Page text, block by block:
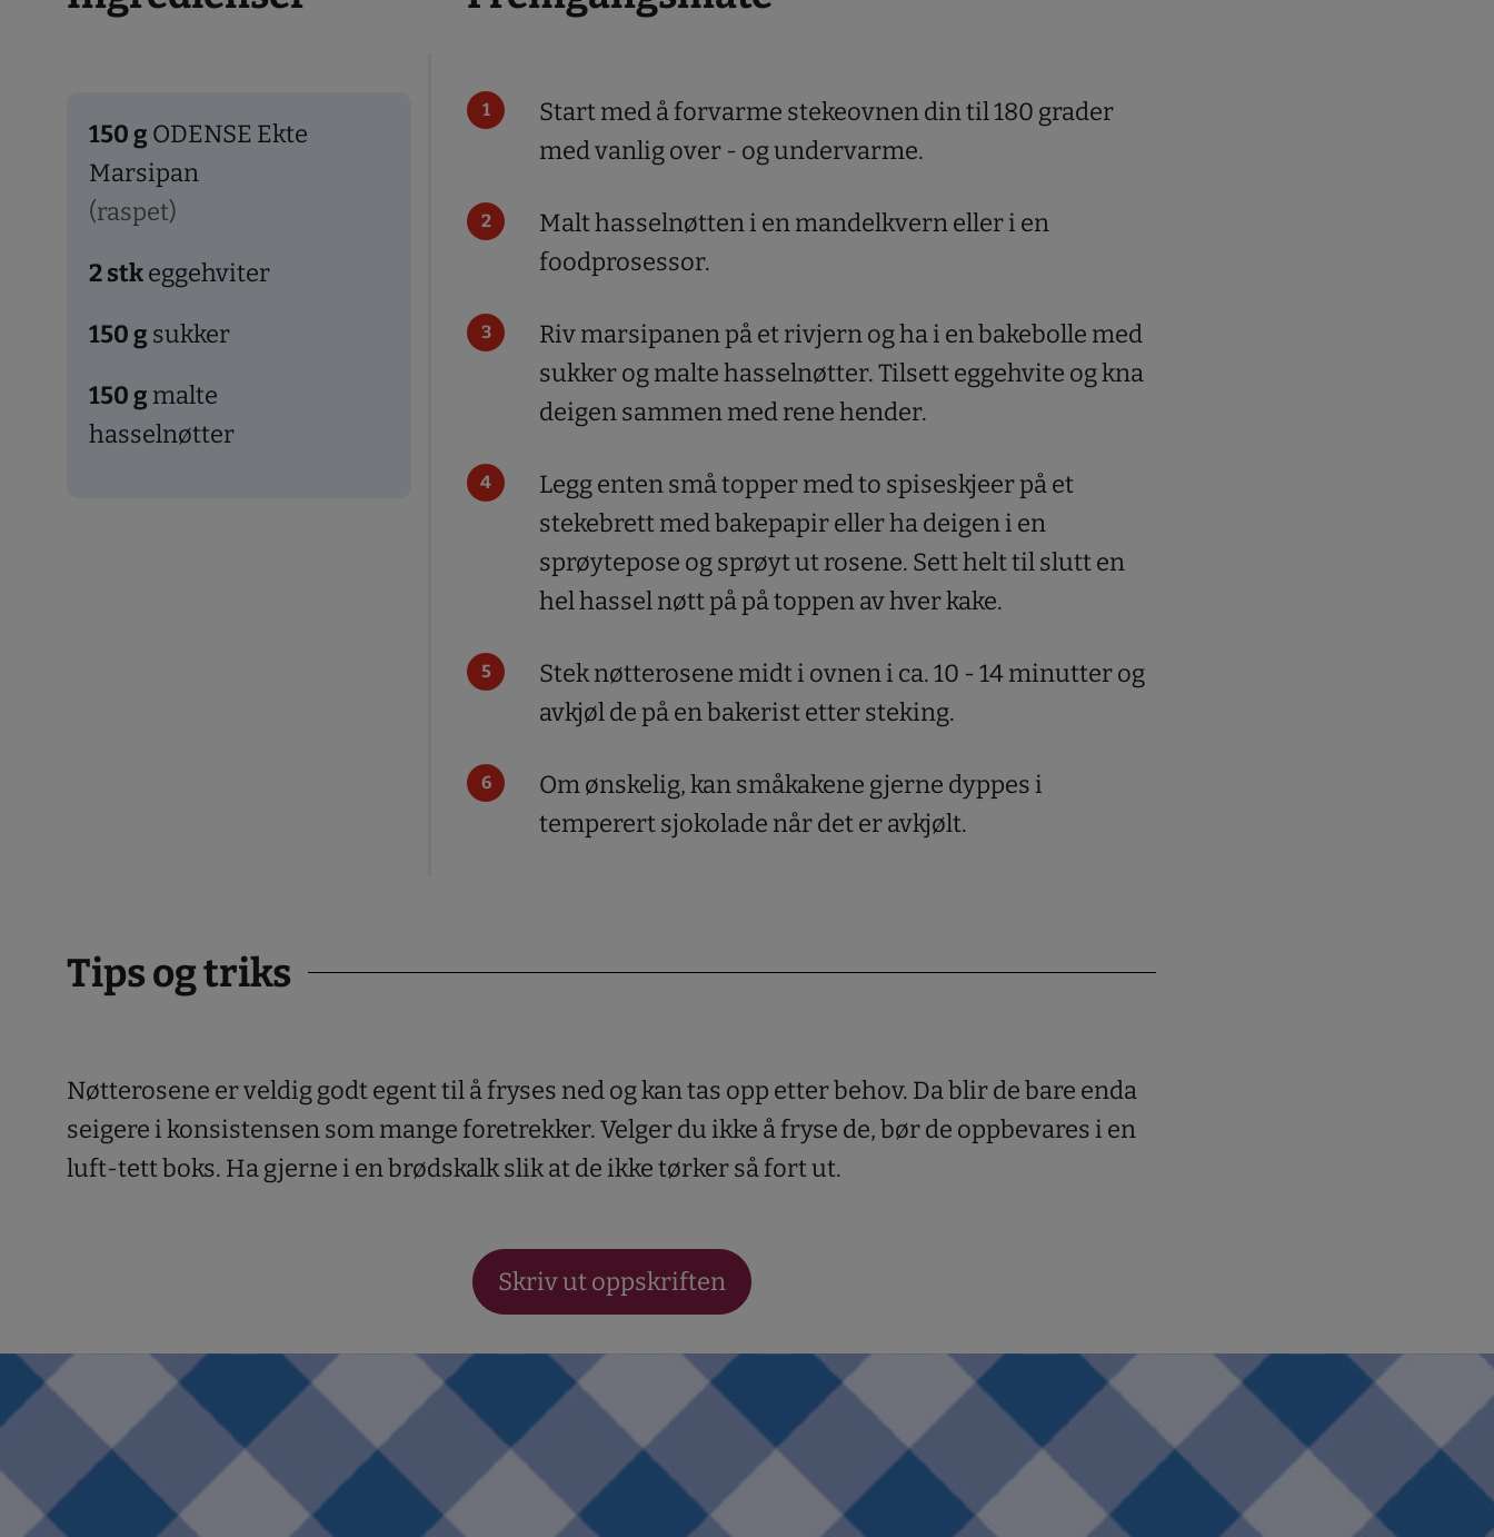
150g ODENSE Ekte
Marsipan
(raspet)
2stkeggehviter
150g sukker
150g malte
hasselnøtter
Start med å forvarme stekeovnen din til 180 grader
med vanlig over - og undervarme.
Malt hasselnøtten i en mandelkvern eller i en
foodprosessor.
Riv marsipanen på et rivjern og ha i en bakebolle med
sukker og malte hasselnøtter. Tilsett eggehvite og kna
deigen sammen med rene hender.
Legg enten små topper med to spiseskjeer på et
stekebrett med bakepapir eller ha deigen i en
sprøytepose og sprøyt ut rosene. Sett helt til slutt en
hel hassel nøtt på på toppen av hver kake.
Stek nøtterosene midt i ovnen i ca. 10 - 14 minutter og
avkjøl de på en bakerist etter steking.
Om ønskelig, kan småkakene gjerne dyppes i
temperert sjokolade når det er avkjølt.
Tips og triks
Nøtterosene er veldig godt egent til å fryses ned og kan tas opp etter behov. Da blir de bare enda
seigere i konsistensen som mange foretrekker. Velger du ikke å fryse de, bør de oppbevares i en
luft-tett boks. Ha gjerne i en brødskalk slik at de ikke tørker så fort ut.
Skriv ut oppskriften